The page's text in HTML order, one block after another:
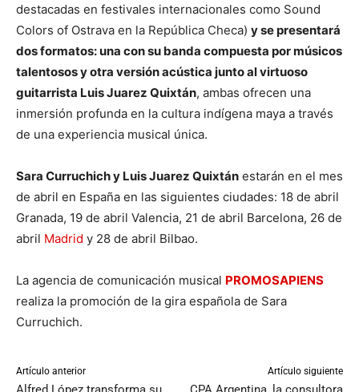
destacadas en festivales internacionales como Sound
Colors of Ostrava en la República Checa) y se presentará
dos formatos: una con su banda compuesta por músicos
talentosos y otra versión acústica junto al virtuoso
guitarrista Luis Juarez Quixtán, ambas ofrecen una
inmersión profunda en la cultura indígena maya a través
de una experiencia musical única.
Sara Curruchich y Luis Juarez Quixtán estarán en el mes
de abril en España en las siguientes ciudades: 18 de abril
Granada, 19 de abril Valencia, 21 de abril Barcelona, 26 de
abril Madrid y 28 de abril Bilbao.
La agencia de comunicación musical PROMOSAPIENS
realiza la promoción de la gira española de Sara
Curruchich.
Artículo anterior Artículo siguiente